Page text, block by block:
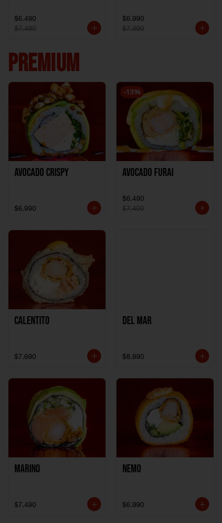
$6.490
$7.490
$6.990
$7.990
PREMIUM
Avocado Crispy
$6.990
-13%
Avocado Furai
$6.490
$7.490
Calentito
$7.690
Del Mar
$8.990
Marino
$7.490
Nemo
$6.990